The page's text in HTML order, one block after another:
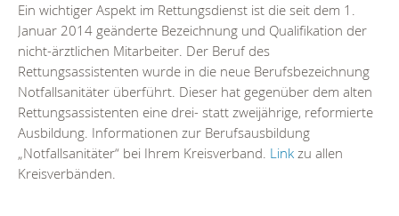
Ein wichtiger Aspekt im Rettungsdienst ist die seit dem 1.
Januar 2014 geänderte Bezeichnung und Qualifikation der
nicht-ärztlichen Mitarbeiter. Der Beruf des
Rettungsassistenten wurde in die neue Berufsbezeichnung
Notfallsanitäter überführt. Dieser hat gegenüber dem alten
Rettungsassistenten eine drei- statt zweijährige, reformierte
Ausbildung. Informationen zur Berufsausbildung
„Notfallsanitäter“ bei Ihrem Kreisverband. Link zu allen
Kreisverbänden.